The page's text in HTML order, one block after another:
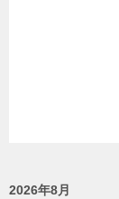
2026年8月